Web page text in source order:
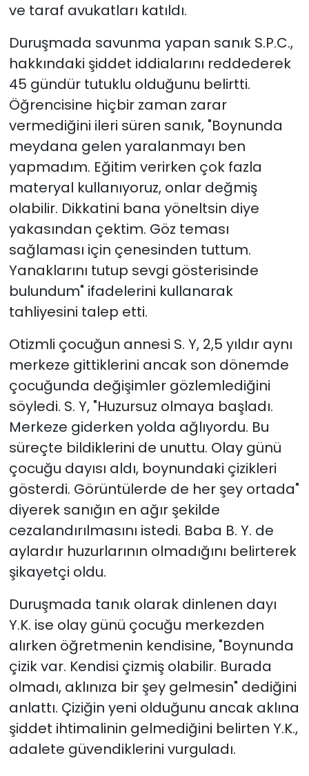
ve taraf avukatları katıldı.
Duruşmada savunma yapan sanık S.P.C.,
hakkındaki şiddet iddialarını reddederek
45 gündür tutuklu olduğunu belirtti.
Öğrencisine hiçbir zaman zarar
vermediğini ileri süren sanık, "Boynunda
meydana gelen yaralanmayı ben
yapmadım. Eğitim verirken çok fazla
materyal kullanıyoruz, onlar değmiş
olabilir. Dikkatini bana yöneltsin diye
yakasından çektim. Göz teması
sağlaması için çenesinden tuttum.
Yanaklarını tutup sevgi gösterisinde
bulundum" ifadelerini kullanarak
tahliyesini talep etti.
Otizmli çocuğun annesi S. Y, 2,5 yıldır aynı
merkeze gittiklerini ancak son dönemde
çocuğunda değişimler gözlemlediğini
söyledi. S. Y, "Huzursuz olmaya başladı.
Merkeze giderken yolda ağlıyordu. Bu
süreçte bildiklerini de unuttu. Olay günü
çocuğu dayısı aldı, boynundaki çizikleri
gösterdi. Görüntülerde de her şey ortada"
diyerek sanığın en ağır şekilde
cezalandırılmasını istedi. Baba B. Y. de
aylardır huzurlarının olmadığını belirterek
şikayetçi oldu.
Duruşmada tanık olarak dinlenen dayı
Y.K. ise olay günü çocuğu merkezden
alırken öğretmenin kendisine, "Boynunda
çizik var. Kendisi çizmiş olabilir. Burada
olmadı, aklınıza bir şey gelmesin" dediğini
anlattı. Çiziğin yeni olduğunu ancak aklına
şiddet ihtimalinin gelmediğini belirten Y.K.,
adalete güvendiklerini vurguladı.